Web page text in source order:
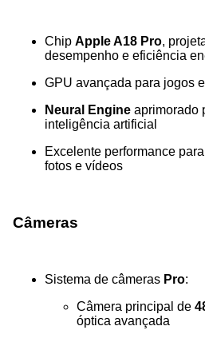
Chip Apple A18 Pro,
desempenho e eficiência
GPU avançada para jogos
Neural Engine aprimorado
inteligência artificial
Excelente performance
fotos e vídeos
Câmeras
Sistema de câmeras Pro:
Câmera principal de
óptica avançada